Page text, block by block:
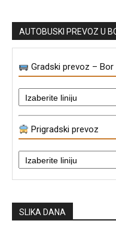
AUTOBUSKI PREVOZ U
Gradski prevoz – Bor
Prigradski prevoz
SLIKA DANA